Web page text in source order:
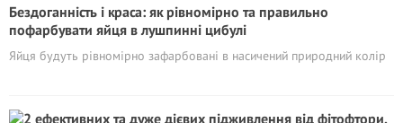
Бездоганність і краса: як рівномірно та правильно
пофарбувати яйця в лушпинні цибулі
Яйця будуть рівномірно зафарбовані в насичений природний колір